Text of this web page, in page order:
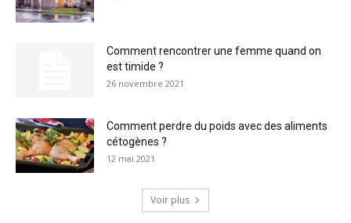
Comment rencontrer une femme quand on
est timide ?
26 novembre 2021
Comment perdre du poids avec des aliments
cétogènes ?
12 mai 2021
Voir plus